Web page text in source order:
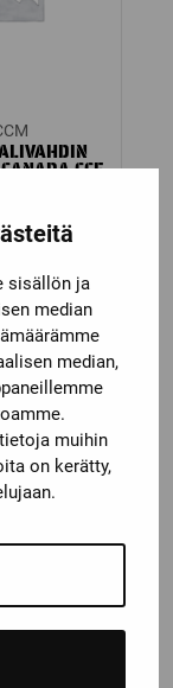
sisällön ja
median
median,
muihin
on kerätty,
CCE
€